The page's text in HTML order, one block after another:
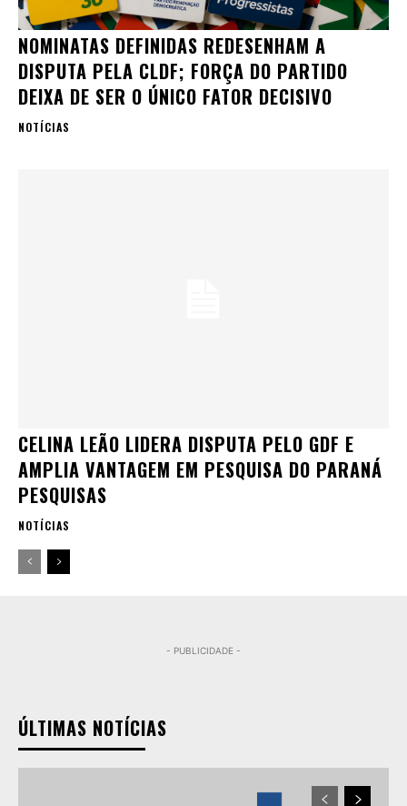
NOMINATAS DEFINIDAS REDESENHAM A
DISPUTA PELA CLDF; FORÇA DO PARTIDO
DEIXA DE SER O ÚNICO FATOR DECISIVO
NOTÍCIAS
CELINA LEÃO LIDERA DISPUTA PELO GDF E
AMPLIA VANTAGEM EM PESQUISA DO PARANÁ
PESQUISAS
NOTÍCIAS
- PUBLICIDADE -
ÚLTIMAS NOTÍCIAS